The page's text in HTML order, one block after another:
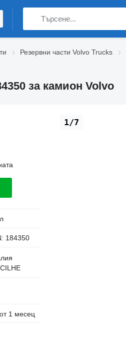
Резервни части Volvo Trucks
за камион Volvo
1/7
184350
1 месец